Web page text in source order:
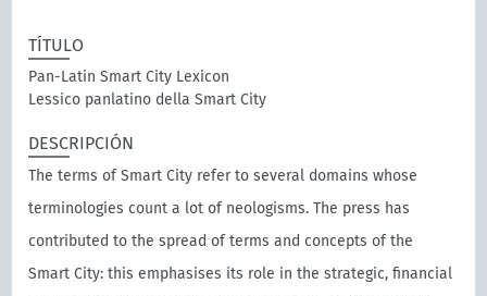
TÍTULO
Pan-Latin Smart City Lexicon
Lessico panlatino della Smart City
DESCRIPCIÓN
The terms of Smart City refer to several domains whose
terminologies count a lot of neologisms. The press has
contributed to the spread of terms and concepts of the
Smart City: this emphasises its role in the strategic, financial